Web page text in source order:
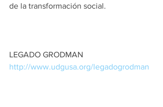
de la transformación social.
LEGADO GRODMAN
http://www.udgusa.org/legadogrodman